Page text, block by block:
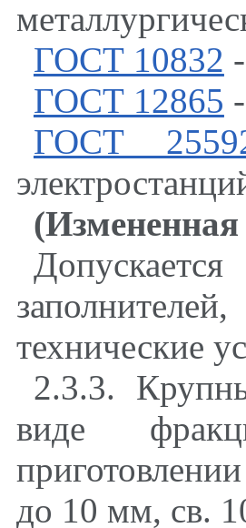
ГОСТ 10832
ГОСТ 12865
ГОСТ
технические
2.3.3.
виде
до 10 мм, св.